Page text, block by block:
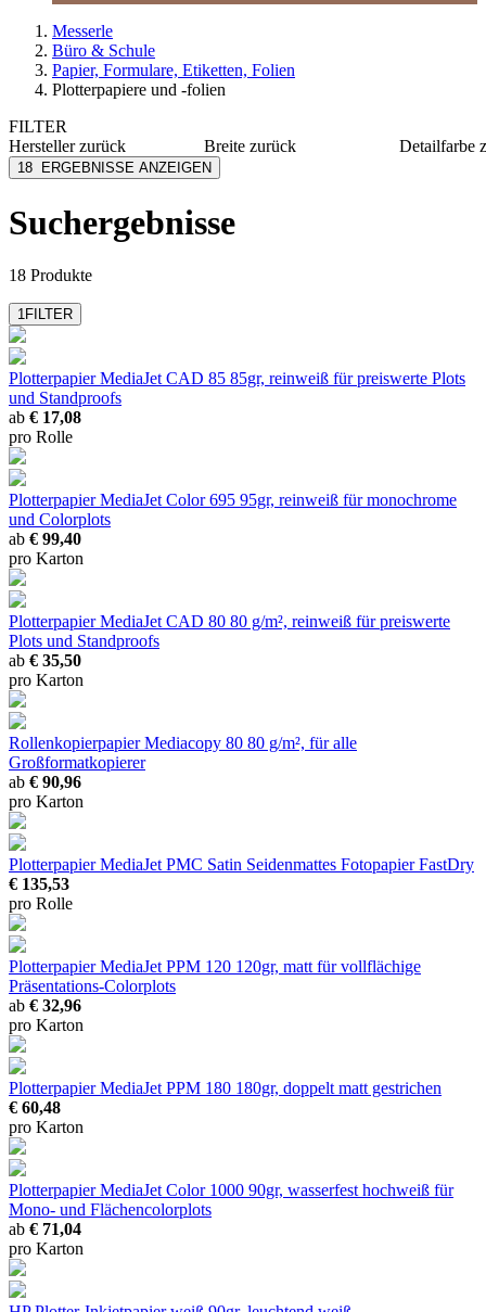
Messerle
Büro & Schule
Papier, Formulare, Etiketten, Folien
Plotterpapiere und -folien
FILTER
Herstellerzurück
Hewlett Packard
Breite zurück
mehr anzeigen
Detailfarbe
18 ERGEBNISSE ANZEIGEN
Suchergebnisse
18 Produkte
1FILTER
Plotterpapier MediaJet CAD 85 85gr, reinweiß für preiswerte Plots
und Standproofs
ab € 17,08
pro Rolle
Plotterpapier MediaJet Color 695 95gr, reinweiß für monochrome
und Colorplots
ab € 99,40
pro Karton
Plotterpapier MediaJet CAD 80 80 g/m², reinweiß für preiswerte
Plots und Standproofs
ab € 35,50
pro Karton
Rollenkopierpapier Mediacopy 80 80 g/m², für alle
Großformatkopierer
ab € 90,96
pro Karton
Plotterpapier MediaJet PMC Satin Seidenmattes Fotopapier FastDry
€ 135,53
pro Rolle
Plotterpapier MediaJet PPM 120 120gr, matt für vollflächige
Präsentations-Colorplots
ab € 32,96
pro Karton
Plotterpapier MediaJet PPM 180 180gr, doppelt matt gestrichen
€ 60,48
pro Karton
Plotterpapier MediaJet Color 1000 90gr, wasserfest hochweiß für
Mono- und Flächencolorplots
ab € 71,04
pro Karton